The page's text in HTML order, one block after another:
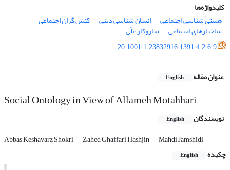
کلیدواژه‌ها
هستی­ شناسی اجتماعی
انسان­ شناسی دینی کنش گران اجتماعی
ساختارهای اجتماعی
سازوکار علّی
20.1001.1.23832916.1391.4.2.6.9
عنوان مقاله English
Social Ontology in View of Allameh Motahhari
نویسندگان English
Abbas Keshavarz Shokri Zahed Ghaffari Hashjin
Mahdi Jamshidi
چکیده
English